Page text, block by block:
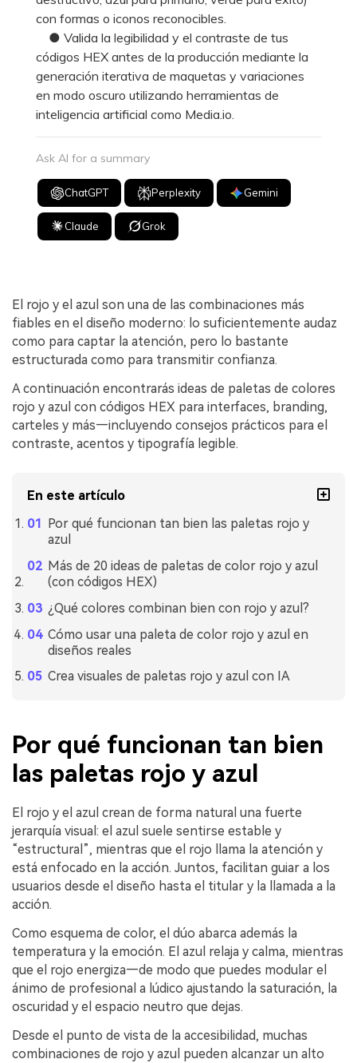
con formas o iconos reconocibles.
● Valida la legibilidad y el contraste de tus
códigos HEX antes de la producción mediante la
generación iterativa de maquetas y variaciones
en modo oscuro utilizando herramientas de
inteligencia artificial como Media.io.
Ask AI for a summary
ChatGPT Perplexity Gemini
Claude Grok
El rojo y el azul son una de las combinaciones más
fiables en el diseño moderno: lo suficientemente audaz
como para captar la atención, pero lo bastante
estructurada como para transmitir confianza.
A continuación encontrarás ideas de paletas de colores
rojo y azul con códigos HEX para interfaces, branding,
carteles y más—incluyendo consejos prácticos para el
contraste, acentos y tipografía legible.
En este artículo
Por qué funcionan tan bien las paletas rojo y
azul
Más de 20 ideas de paletas de color rojo y azul
(con códigos HEX)
¿Qué colores combinan bien con rojo y azul?
Cómo usar una paleta de color rojo y azul en
diseños reales
Crea visuales de paletas rojo y azul con IA
Por qué funcionan tan bien
las paletas rojo y azul
El rojo y el azul crean de forma natural una fuerte
jerarquía visual: el azul suele sentirse estable y
“estructural”, mientras que el rojo llama la atención y
está enfocado en la acción. Juntos, facilitan guiar a los
usuarios desde el diseño hasta el titular y la llamada a la
acción.
Como esquema de color, el dúo abarca además la
temperatura y la emoción. El azul relaja y calma, mientras
que el rojo energiza—de modo que puedes modular el
ánimo de profesional a lúdico ajustando la saturación, la
oscuridad y el espacio neutro que dejas.
Desde el punto de vista de la accesibilidad, muchas
combinaciones de rojo y azul pueden alcanzar un alto